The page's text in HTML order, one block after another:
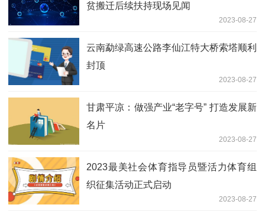
贫搬迁后续扶持现场见闻
2023-08-27
云南勐绿高速公路李仙江特大桥索塔顺利
封顶
2023-08-27
甘肃平凉：做强产业“老字号” 打造发展新
名片
2023-08-27
2023最美社会体育指导员暨活力体育组
织征集活动正式启动
2023-08-27